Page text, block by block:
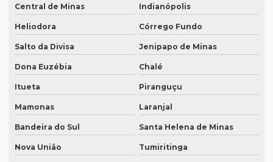
Central de Minas Indianópolis
Heliodora Córrego Fundo
Salto da Divisa Jenipapo de Minas
Dona Euzébia Chalé
Itueta Piranguçu
Mamonas Laranjal
Bandeira do Sul Santa Helena de Minas
Nova União Tumiritinga